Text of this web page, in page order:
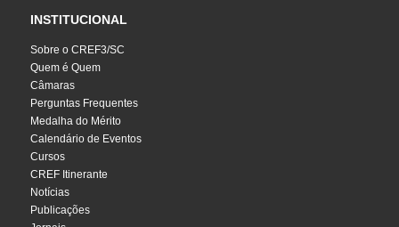
INSTITUCIONAL
Sobre o CREF3/SC
Quem é Quem
Câmaras
Perguntas Frequentes
Medalha do Mérito
Calendário de Eventos
Cursos
CREF Itinerante
Notícias
Publicações